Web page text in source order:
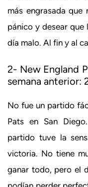
más engrasada que
pánico y desear que
día malo. Al fin y al
2- New England
semana anterior:
No fue un partido
Pats en San
partido tuve la
victoria. No tiene
ganar todo, pero el